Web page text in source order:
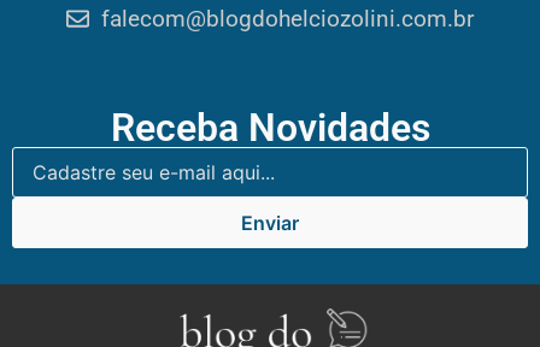
falecom@blogdohelciozolini.com.br
Receba Novidades
Enviar